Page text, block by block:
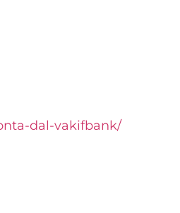
dal-vakifbank/